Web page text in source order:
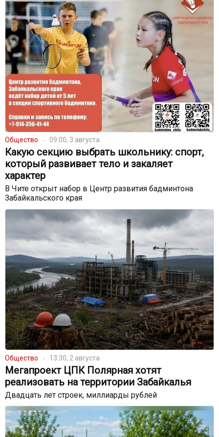
Общество 09:00, 3 августа
Какую секцию выбрать школьнику: спорт,
который развивает тело и закаляет
характер
В Чите открыт набор в Центр развития бадминтона
Забайкальского края
Общество 13:30, 2 августа
Мегапроект ЦПК Полярная хотят
реализовать на территории Забайкалья
Двадцать лет строек, миллиарды рублей